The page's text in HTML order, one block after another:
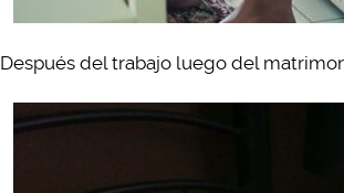
Después del trabajo luego del